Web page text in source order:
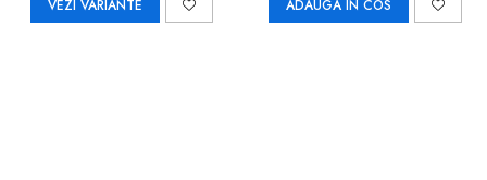
VEZI VARIANTE ADAUGA IN COS